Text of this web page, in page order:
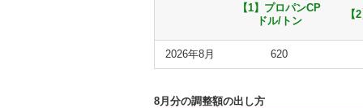
【1】プロパンCP
ドル/トン
【
2026年8月 620
8月分の調整額の出し方